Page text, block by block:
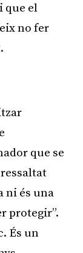
que el
no fer
que se
ni és una
protegir”.
És un